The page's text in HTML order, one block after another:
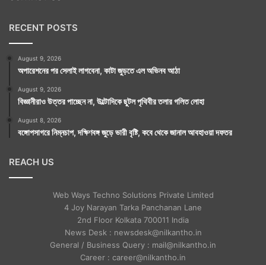
RECENT POSTS
August 9, 2026
অপারেশনের পর সেলাই লাগবেনা, কাটা জুড়তে এল অভিনব আঠা
August 9, 2026
বিজ্ঞানীরাও উত্তর পাচ্ছেন না, উল্টোদিকে ছুটল পৃথিবীর তলার গলিত লোহা
August 8, 2026
বঙ্গোপসাগরে নিম্নচাপ, দক্ষিণবঙ্গ জুড়ে ভারী বৃষ্টি, কবে থেকে জানাল আবহাওয়া দফতর
REACH US
Web Ways Techno Solutions Private Limited
4 Joy Narayan Tarka Panchanan Lane
2nd Floor Kolkata 700011 India
News Desk : newsdesk@nilkantho.in
General / Business Query : mail@nilkantho.in
Career : career@nilkantho.in